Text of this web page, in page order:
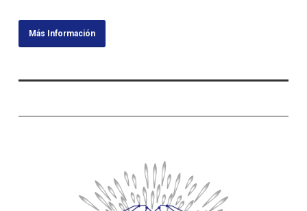
Más Información